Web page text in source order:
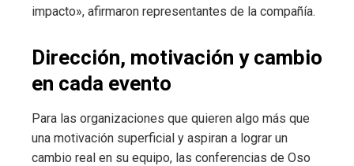
impacto», afirmaron representantes de la compañía.
Dirección, motivación y cambio
en cada evento
Para las organizaciones que quieren algo más que
una motivación superficial y aspiran a lograr un
cambio real en su equipo, las conferencias de Oso